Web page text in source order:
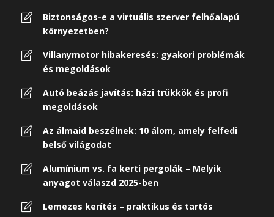
Biztonságos-e a virtuális szerver felhőalapú
környezetben?
Villanymotor hibakeresés: gyakori problémák
és megoldások
Autó beázás javítás: házi trükkök és profi
megoldások
Az álmaid beszélnek: 10 álom, amely felfedi
belső világodat
Alumínium vs. fa kerti pergolák – Melyik
anyagot válaszd 2025-ben
Lemezes kerítés – praktikus és tartós